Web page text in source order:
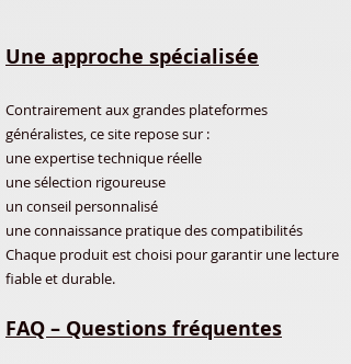
Une approche spécialisée
Contrairement aux grandes plateformes
généralistes, ce site repose sur :
une expertise technique réelle
une sélection rigoureuse
un conseil personnalisé
une connaissance pratique des compatibilités
Chaque produit est choisi pour garantir une lecture
fiable et durable.
FAQ – Questions fréquentes